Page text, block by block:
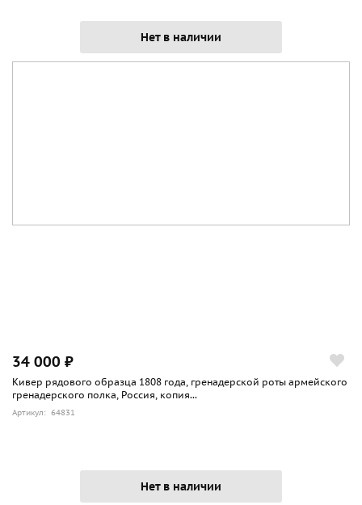
Нет в наличии
34 000 ₽
Кивер рядового образца 1808 года, гренадерской роты армейского
гренадерского полка, Россия, копия...
Артикул: 64831
Нет в наличии